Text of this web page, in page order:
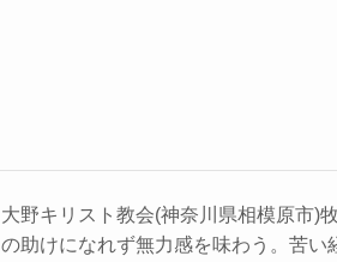
大野キリスト教会(神奈川県相模原市)
の助けになれず無力感を味わう。苦